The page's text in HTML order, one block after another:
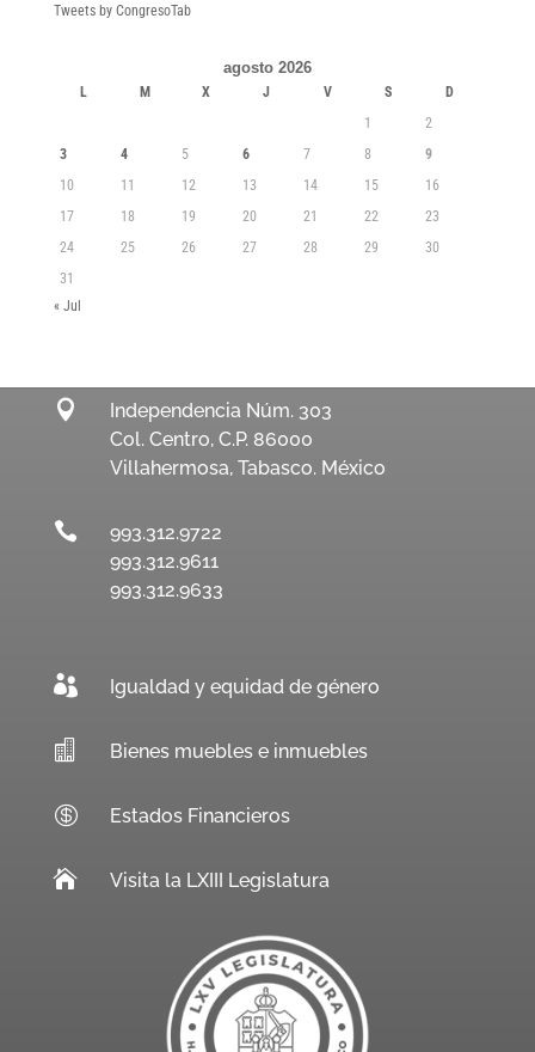
Tweets by CongresoTab
agosto 2026
L M X J V S
D
1
2
3
4 5 6 7 8
9
10
11 12 13 14 15
16
17
18 19 20 21 22
23
24
25 26 27 28 29
30
31
« Jul

Independencia Núm. 303
Col. Centro, C.P. 86000
Villahermosa, Tabasco. México

993.312.9722
993.312.9611
993.312.9633
 Igualdad y equidad de género
 Bienes muebles e inmuebles
 Estados Financieros
 Visita la LXIII Legislatura